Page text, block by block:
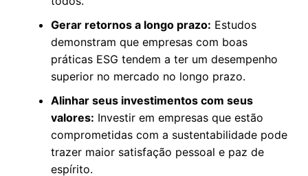
Gerar retornos a longo prazo: Estudos
demonstram que empresas com boas
práticas ESG tendem a ter um desempenho
superior no mercado no longo prazo.
Alinhar seus investimentos com seus
valores: Investir em empresas que estão
comprometidas com a sustentabilidade pode
trazer maior satisfação pessoal e paz de
espírito.